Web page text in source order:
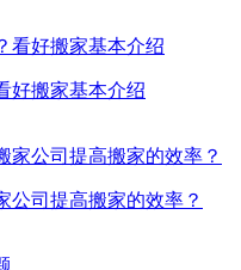
好搬家基本介绍
公司提高搬家的效率？